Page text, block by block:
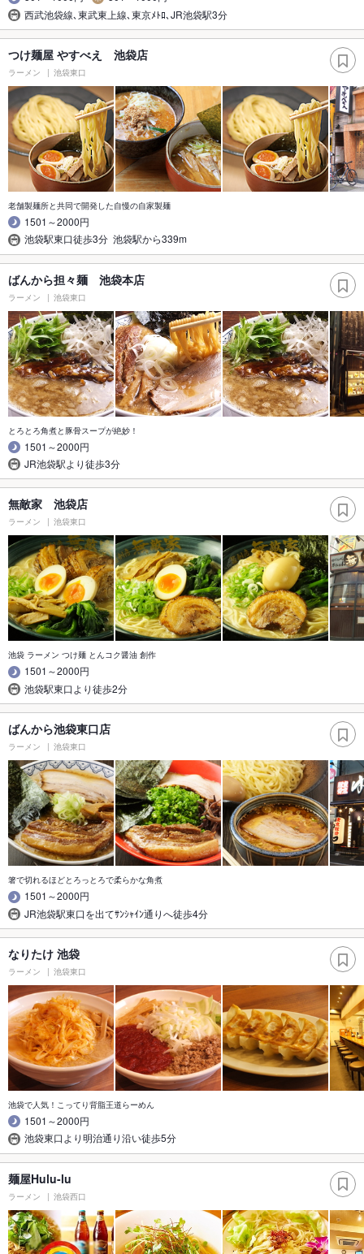
西武池袋線､東武東上線､東京ﾒﾄﾛ､JR池袋駅3分
つけ麺屋 やすべえ 池袋店
ラーメン 池袋東口
老舗製麺所と共同で開発した自慢の自家製麺
1501～2000円
池袋駅東口徒歩3分 池袋駅から339m
ばんから担々麺 池袋本店
ラーメン 池袋東口
とろとろ角煮と豚骨スープが絶妙！
1501～2000円
JR池袋駅より徒歩3分
無敵家 池袋店
ラーメン 池袋東口
池袋 ラーメン つけ麺 とんコク醤油 創作
1501～2000円
池袋駅東口より徒歩2分
ばんから池袋東口店
ラーメン 池袋東口
箸で切れるほどとろっとろで柔らかな角煮
1501～2000円
JR池袋駅東口を出てｻﾝｼｬｲﾝ通りへ徒歩4分
なりたけ 池袋
ラーメン 池袋東口
池袋で人気！こってり背脂王道らーめん
1501～2000円
池袋東口より明治通り沿い徒歩5分
麺屋Hulu-lu
ラーメン 池袋西口